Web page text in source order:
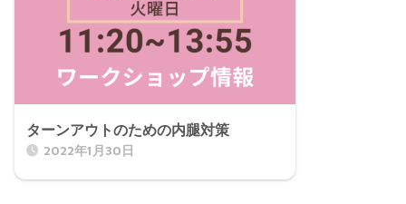
ターンアウトのための内腿対策
2022年1月30日